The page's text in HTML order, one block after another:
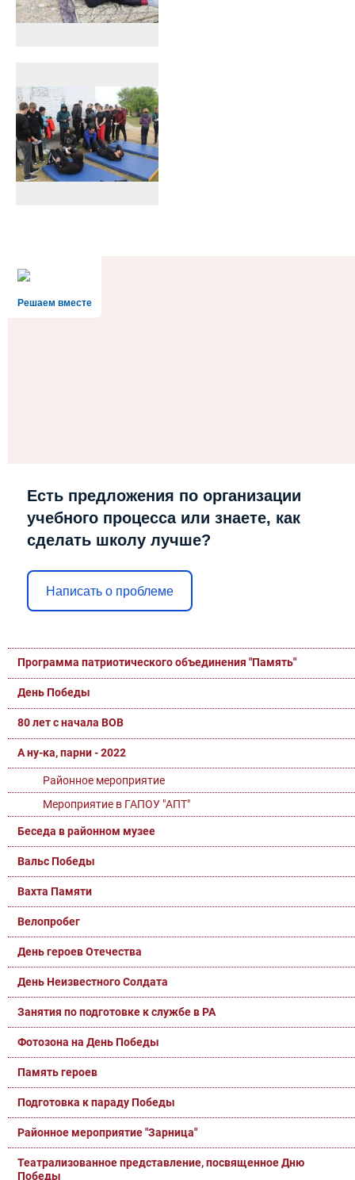
Решаем вместе
Есть предложения по организации
учебного процесса или знаете, как
сделать школу лучше?
Написать о проблеме
Программа патриотического объединения "Память"
День Победы
80 лет с начала ВОВ
А ну-ка, парни - 2022
Районное мероприятие
Мероприятие в ГАПОУ "АПТ"
Беседа в районном музее
Вальс Победы
Вахта Памяти
Велопробег
День героев Отечества
День Неизвестного Солдата
Занятия по подготовке к службе в РА
Фотозона на День Победы
Память героев
Подготовка к параду Победы
Районное мероприятие "Зарница"
Театрализованное представление, посвященное Дню
Победы